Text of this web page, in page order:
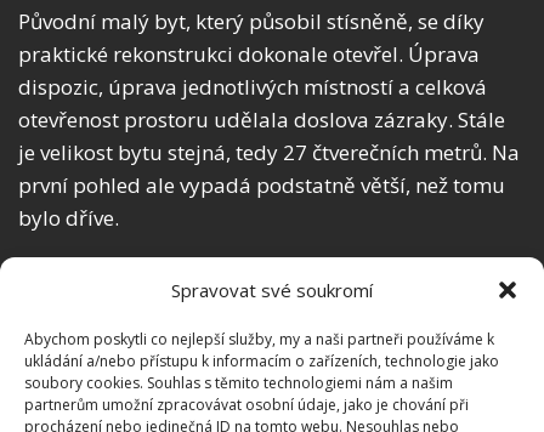
Spravovat své soukromí
Abychom poskytli co nejlepší služby, my a naši partneři používáme k
ukládání a/nebo přístupu k informacím o zařízeních, technologie jako
soubory cookies. Souhlas s těmito technologiemi nám a našim
partnerům umožní zpracovávat osobní údaje, jako je chování při
procházení nebo jedinečná ID na tomto webu. Nesouhlas nebo
Původní malý byt, který působil stísněně, se díky
praktické rekonstrukci dokonale otevřel. Úprava
dispozic, úprava jednotlivých místností a celková
otevřenost prostoru udělala doslova zázraky. Stále
je velikost bytu stejná, tedy 27 čtverečních metrů. Na
první pohled ale vypadá podstatně větší, než tomu
bylo dříve.